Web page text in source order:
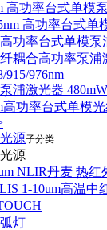
高功率台式单模
高功率台式单
功率台式单模泵
耦合高功率泵浦
915/976nm
浦激光器 480mW
高功率台式单模
源子分类
源
NLIR丹麦 热红
1-10um高温中
灯